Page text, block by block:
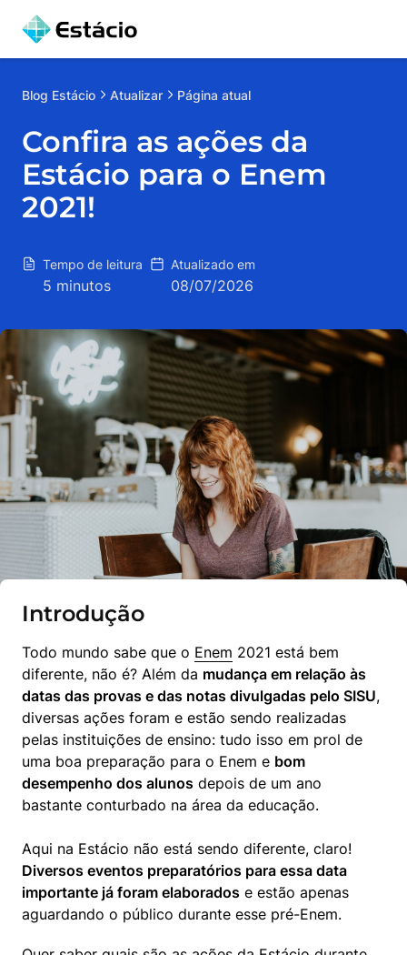
Blog Estácio Atualizar Página atual
Confira as ações da
Estácio para o Enem
2021!
Tempo de leitura
5 minutos
Atualizado em
08/07/2026
Introdução
Todo mundo sabe que o Enem 2021 está bem
diferente, não é? Além da mudança em relação às
datas das provas e das notas divulgadas pelo SISU,
diversas ações foram e estão sendo realizadas
pelas instituições de ensino: tudo isso em prol de
uma boa preparação para o Enem e bom
desempenho dos alunos depois de um ano
bastante conturbado na área da educação.
Diversos eventos preparatórios para essa data
importante já foram elaborados e estão apenas
aguardando o público durante esse pré-Enem.